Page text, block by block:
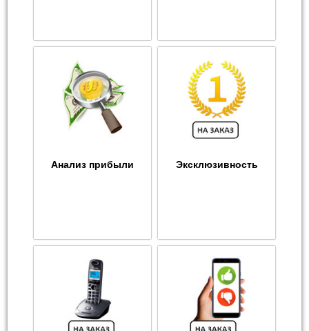
Анализ прибыли Эксклюзивность